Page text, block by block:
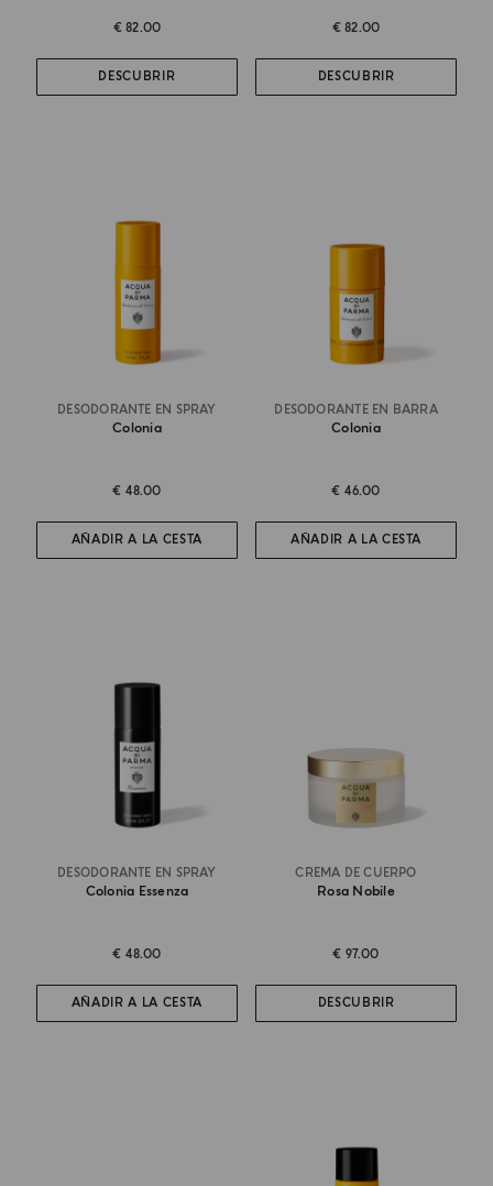
€ 82.00
DESCUBRIR
€ 82.00
DESCUBRIR
DESODORANTE EN SPRAY
Colonia
€ 48.00
AÑADIR A LA CESTA
DESODORANTE EN BARRA
Colonia
€ 46.00
AÑADIR A LA CESTA
DESODORANTE EN SPRAY
Colonia Essenza
€ 48.00
AÑADIR A LA CESTA
CREMA DE CUERPO
Rosa Nobile
€ 97.00
DESCUBRIR